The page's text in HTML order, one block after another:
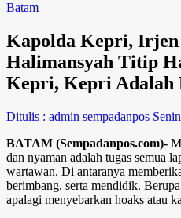
Batam
Kapolda Kepri,
Halimansyah Titip
Kepri, Kepri Adalah
Ditulis : admin sempadanpos
BATAM (Sempadanpos.com)-
dan nyaman adalah tugas semua
wartawan. Di antaranya
berimbang, serta mendidik.
apalagi menyebarkan hoaks atau